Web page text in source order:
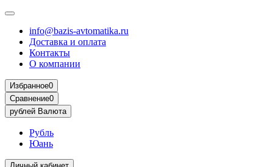
info@bazis-avtomatika.ru
Доставка и оплата
Контакты
О компании
Избранное0
Сравнение0
рублей Валюта
Рубль
Юань